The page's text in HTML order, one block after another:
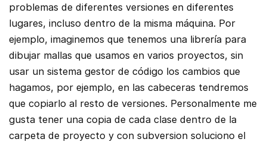
problemas de diferentes versiones en diferentes
lugares, incluso dentro de la misma máquina. Por
ejemplo, imaginemos que tenemos una librería para
dibujar mallas que usamos en varios proyectos, sin
usar un sistema gestor de código los cambios que
hagamos, por ejemplo, en las cabeceras tendremos
que copiarlo al resto de versiones. Personalmente me
gusta tener una copia de cada clase dentro de la
carpeta de proyecto y con subversion soluciono el